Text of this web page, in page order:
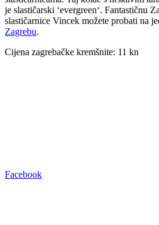
je slastičarski ‘evergreen‘. Fantastičnu
slastičarnice Vincek možete probati na
Zagrebu.
Cijena zagrebačke kremšnite: 11 kn
Facebook